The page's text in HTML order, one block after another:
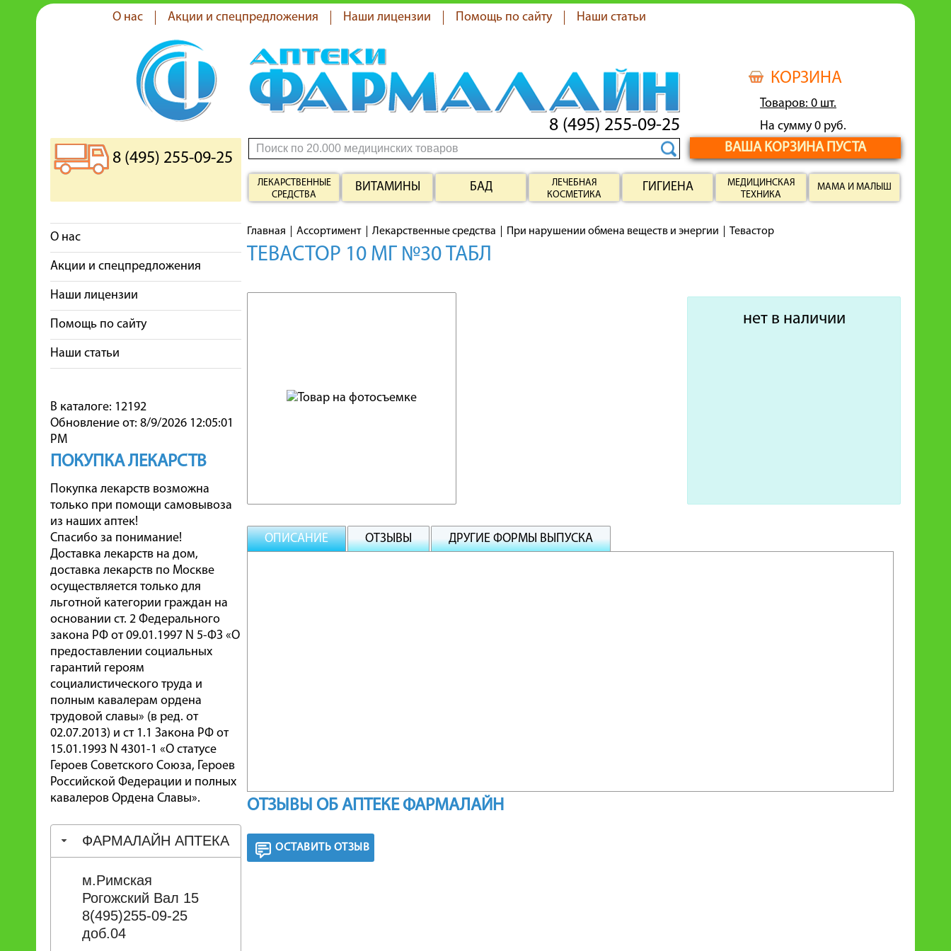
О нас Акции и спецпредложения Наши лицензии Помощь по сайту Наши статьи
КОРЗИНА
Товаров: 0 шт.
На сумму 0 руб.
ВАША КОРЗИНА ПУСТА
8 (495) 255-09-25
8 (495) 255-09-25
ЛЕКАРСТВЕННЫЕ
СРЕДСТВА
ВИТАМИНЫ БАД
ЛЕЧЕБНАЯ
КОСМЕТИКА
ГИГИЕНА
МЕДИЦИНСКАЯ
ТЕХНИКА
МАМА И МАЛЫШ
О нас
Акции и спецпредложения
Наши лицензии
Помощь по сайту
Наши статьи
В каталоге: 12192
Обновление от: 8/9/2026 12:05:01
PM
ПОКУПКА ЛЕКАРСТВ
Покупка лекарств возможна
только при помощи самовывоза
из наших аптек!
Спасибо за понимание!
Доставка лекарств на дом,
доставка лекарств по Москве
осуществляется только для
льготной категории граждан на
основании ст. 2 Федерального
закона РФ от 09.01.1997 N 5-ФЗ «О
предоставлении социальных
гарантий героям
социалистического труда и
полным кавалерам ордена
трудовой славы» (в ред. от
02.07.2013) и ст 1.1 Закона РФ от
15.01.1993 N 4301-1 «О статусе
Героев Советского Союза, Героев
Российской Федерации и полных
кавалеров Ордена Славы».
ФАРМАЛАЙН АПТЕКА
м.Римская
Рогожский Вал 15
8(495)255-09-25
доб.04
Главная Ассортимент Лекарственные средства При нарушении обмена веществ и энергии Тевастор
ТЕВАСТОР 10 МГ №30 ТАБЛ
нет в наличии
ОПИСАНИЕ ОТЗЫВЫ ДРУГИЕ ФОРМЫ ВЫПУСКА
ОТЗЫВЫ ОБ АПТЕКЕ ФАРМАЛАЙН
ОСТАВИТЬ ОТЗЫВ